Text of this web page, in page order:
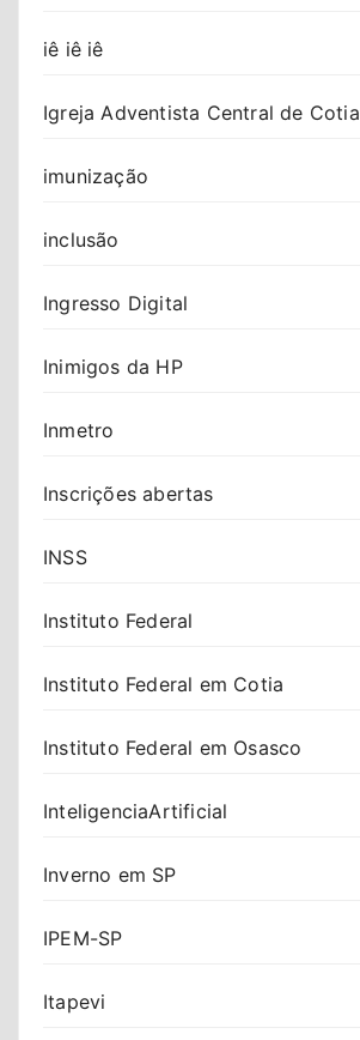
iê iê iê
Igreja Adventista Central de Cotia
imunização
inclusão
Ingresso Digital
Inimigos da HP
Inmetro
Inscrições abertas
INSS
Instituto Federal
Instituto Federal em Cotia
Instituto Federal em Osasco
InteligenciaArtificial
Inverno em SP
IPEM-SP
Itapevi